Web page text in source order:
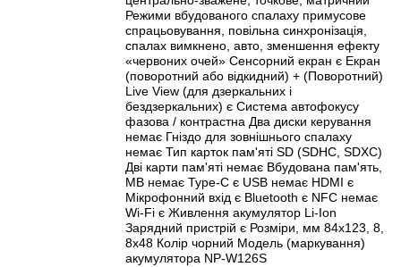
Режими вбудованого спалаху примусове
спрацьовування, повільна синхронізація,
спалах вимкнено, авто, зменшення ефекту
«червоних очей» Сенсорний екран є Екран
(поворотний або відкидний) + (Поворотний)
Live View (для дзеркальних і
бездзеркальних) є Система автофокусу
фазова / контрастна Два диски керування
немає Гніздо для зовнішнього спалаху
немає Тип карток пам'яті SD (SDHC, SDXC)
Дві карти пам'яті немає Вбудована пам'ять,
MB немає Type-C є USB немає HDMI є
Мікрофонний вхід є Bluetooth є NFC немає
Wi-Fi є Живлення акумулятор Li-Ion
Зарядний пристрій є Розміри, мм 84х123, 8,
8х48 Колір чорний Модель (маркування)
акумулятора NP-W126S